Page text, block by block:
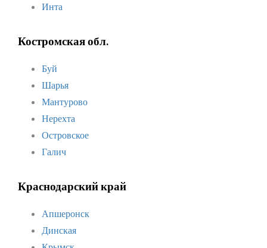
Инта
Костромская обл.
Буй
Шарья
Мантурово
Нерехта
Островское
Галич
Краснодарский край
Апшеронск
Динская